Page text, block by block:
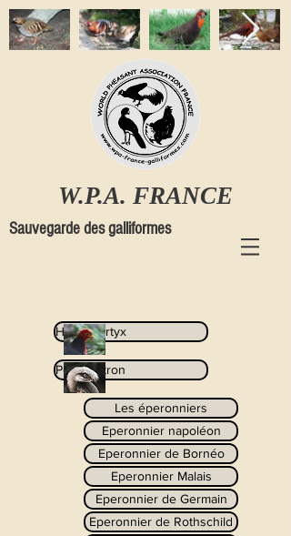
W.P.A. FRANCE
Sauvegarde des galliformes
Haematortyx
Polyplectron
Les éperonniers
Eperonnier napoléon
Eperonnier de Bornéo
Eperonnier Malais
Eperonnier de Germain
Eperonnier de Rothschild